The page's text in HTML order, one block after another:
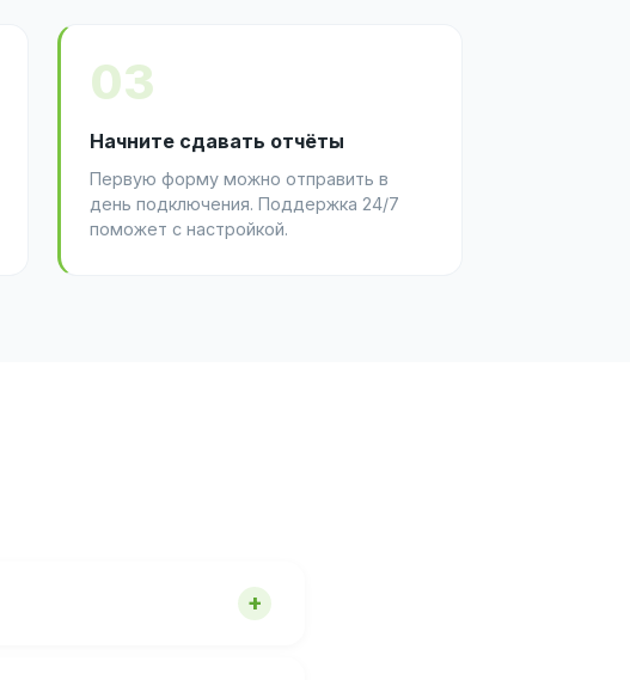
03
Начните сдавать отчёты
Первую форму можно отправить в
день подключения. Поддержка 24/7
поможет с настройкой.